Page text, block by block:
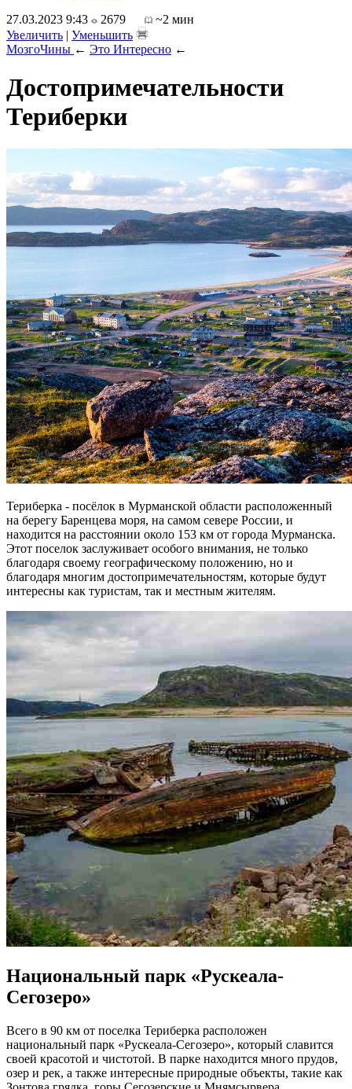
27.03.2023 9:43
2679
~2 мин
Увеличить | Уменьшить
МозгоЧины ← Это Интересно ←
Достопримечательности
Териберки
Териберка - посёлок в Мурманской области расположенный
на берегу Баренцева моря, на самом севере России, и
находится на расстоянии около 153 км от города Мурманска.
Этот поселок заслуживает особого внимания, не только
благодаря своему географическому положению, но и
благодаря многим достопримечательностям, которые будут
интересны как туристам, так и местным жителям.
Национальный парк «Рускеала-
Сегозеро»
Всего в 90 км от поселка Териберка расположен
национальный парк «Рускеала-Сегозеро», который славится
своей красотой и чистотой. В парке находится много прудов,
озер и рек, а также интересные природные объекты, такие как